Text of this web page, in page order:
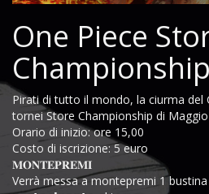
One Piece
Pirati di tutto il mondo, la ciurma del
tornei Store Championship di Maggio
Orario di inizio: ore 15,00
Costo di iscrizione: 5 euro
𝐌𝐎𝐍𝐓𝐄𝐏𝐑𝐄𝐌𝐈
Verrà messa a montepremi 1